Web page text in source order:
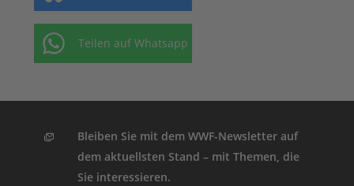
Teilen auf Whatsapp
Bleiben Sie mit dem WWF-Newsletter auf
dem aktuellsten Stand – mit Themen, die
Sie interessieren.